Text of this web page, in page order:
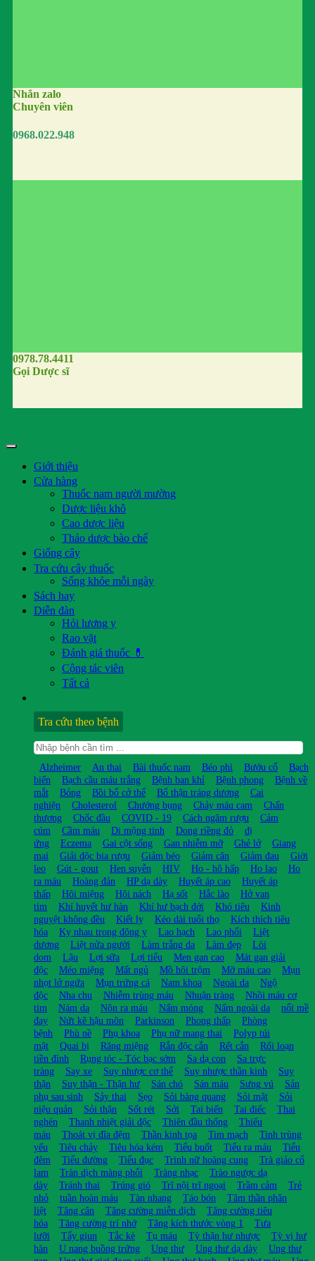
Nhắn zalo
Chuyên viên
0968.022.948
0978.78.4411
Gọi Dược sĩ
Giới thiệu
Cửa hàng
Thuốc nam người mường
Dược liệu khô
Cao dược liệu
Thảo dược bào chế
Giống cây
Tra cứu cây thuốc
Sống khỏe mỗi ngày
Sách hay
Diễn đàn
Hỏi lương y
Rao vặt
Đánh giá thuốc 💊
Cộng tác viên
Tất cả
Tra cứu theo bệnh
Alzheimer An thai Bài thuốc nam Béo phì Bướu cổ
Bạch
biến
Bạch cầu máu trắng Bệnh ban khỉ Bệnh phong
Bệnh về
mắt
Bỏng Bồi bổ cở thể Bổ thận tráng dương
Cai
nghiện
Cholesterol Chướng bụng Chảy máu cam
Chấn
thương
Chốc đầu COVID - 19 Cách ngâm rượu
Cảm
cúm
Cầm máu Di mộng tinh Dong riềng đỏ
dị
ứng
Eczema Gai cột sống Gan nhiễm mỡ Ghẻ lở
Giang
mai
Giải độc bia rượu Giảm béo Giảm cân Giảm đau
Giời
leo
Gút - gout Hen suyễn HIV Ho - hô hấp Ho lao
Ho
ra máu
Hoàng đản HP dạ dày Huyết áp cao
Huyết áp
thấp
Hôi miệng Hôi nách Hạ sốt Hắc lào
Hở van
tim
Khí huyết hư hàn Khí hư bạch đới Khó tiêu
Kinh
nguyệt không đều
Kiết lỵ Kéo dài tuổi thọ
Kích thích tiêu
hóa
Kỵ nhau trong đông y Lao hạch Lao phổi
Liệt
dương
Liệt nửa người Làm trắng da Làm đẹp
Lòi
dom
Lậu Lợi sữa Lợi tiểu Men gan cao
Mát gan giải
độc
Méo miệng Mất ngủ Mồ hôi trộm Mỡ máu cao
Mụn
nhọt lở ngứa
Mụn trứng cá Nam khoa Ngoài da
Ngộ
độc
Nha chu Nhiễm trùng máu Nhuận tràng
Nhồi máu cơ
tim
Nám da Nôn ra máu Nấm móng Nấm ngoài da
nổi mề
đay
Nứt kẽ hậu môn Parkinson Phong thấp
Phòng
bệnh
Phù nề Phụ khoa Phụ nữ mang thai
Polyp túi
mật
Quai bị Răng miệng Rắn độc cắn Rết cắn
Rối loạn
tiền đình
Rụng tóc - Tóc bạc sớm Sa dạ con
Sa trực
tràng
Say xe Suy nhược cơ thể Suy nhược thần kinh
Suy
thận
Suy thận - Thận hư Sán chó Sán máu Sưng vú
Sản
phụ sau sinh
Sảy thai Sẹo Sỏi bàng quang Sỏi mật
Sỏi
niệu quản
Sỏi thận Sốt rét Sởi Tai biến Tai điếc
Thai
nghén
Thanh nhiệt giải độc Thiên đầu thống
Thiếu
máu
Thoát vị đĩa đệm Thần kinh tọa Tim mạch
Tinh trùng
yếu
Tiêu chảy Tiêu hóa kém Tiểu buốt Tiểu ra máu
Tiểu
đêm
Tiểu đường Tiểu đục Trinh nữ hoàng cung
Trà giảo cổ
lam
Tràn dịch màng phổi Tràng nhạc
Trào ngược dạ
dày
Tránh thai Trúng gió Trĩ nội trĩ ngoại Trầm cảm
Trẻ
nhỏ
tuần hoàn máu Tàn nhang Táo bón
Tâm thần phân
liệt
Tăng cân Tăng cường miễn dịch
Tăng cường tiêu
hóa
Tăng cường trí nhớ Tăng kích thước vòng 1
Tưa
lưỡi
Tẩy giun Tắc kè Tụ máu Tỳ thận hư nhược
Tỳ vị hư
hàn
U nang buồng trứng Ung thư Ung thư dạ dày
Ung thư